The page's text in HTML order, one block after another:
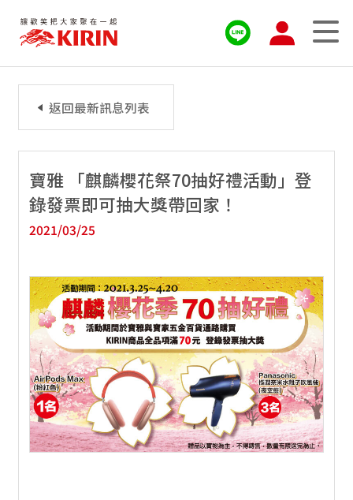
寶雅 「麒麟櫻花祭70抽好禮活動」登
錄發票即可抽大獎帶回家！
2021/03/25
返回最新訊息列表